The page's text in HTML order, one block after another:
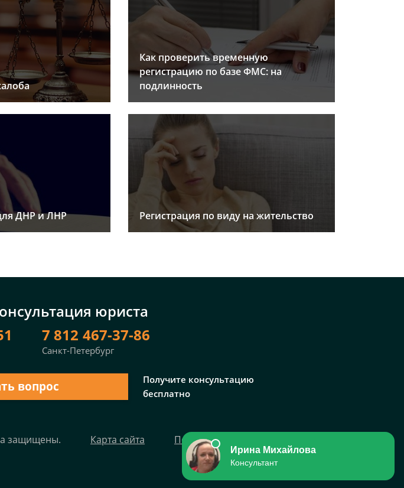
Как проверить временную
регистрацию по базе ФМС: на
подлинность
ДНР и ЛНР Регистрация по виду на жительство
юриста
7 812 467-37-86
Санкт-Петербург
вопрос
Получите консультацию
бесплатно
защищены. Карта сайта Политика персональных данных